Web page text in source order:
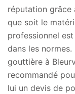
réputation grâce
que soit le
professionnel
dans les
gouttière à
recommandé
lui un devis de